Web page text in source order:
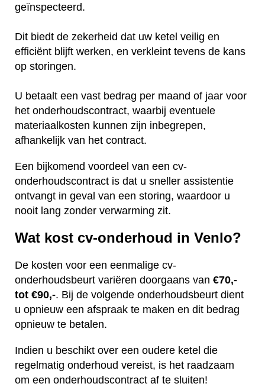
geïnspecteerd.
Dit biedt de zekerheid dat uw ketel veilig en
efficiënt blijft werken, en verkleint tevens de kans
op storingen.
U betaalt een vast bedrag per maand of jaar voor
het onderhoudscontract, waarbij eventuele
materiaalkosten kunnen zijn inbegrepen,
afhankelijk van het contract.
Een bijkomend voordeel van een cv-
onderhoudscontract is dat u sneller assistentie
ontvangt in geval van een storing, waardoor u
nooit lang zonder verwarming zit.
Wat kost cv-onderhoud in Venlo?
De kosten voor een eenmalige cv-
onderhoudsbeurt variëren doorgaans van €70,-
tot €90,-. Bij de volgende onderhoudsbeurt dient
u opnieuw een afspraak te maken en dit bedrag
opnieuw te betalen.
Indien u beschikt over een oudere ketel die
regelmatig onderhoud vereist, is het raadzaam
om een onderhoudscontract af te sluiten!